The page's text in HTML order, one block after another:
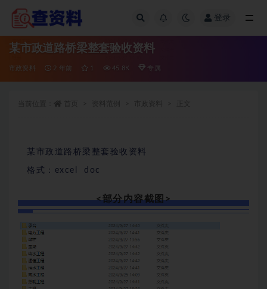
登录
某市政道路桥梁整套验收资料
市政资料 2 年前 1 45.8K 专属
某市政道路桥梁整套验收资料
格式：excel doc
<部分内容截图>